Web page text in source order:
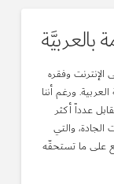
وفقره
ورغم أننا
عدداً أكثر
والتي
على ما تستحقّه